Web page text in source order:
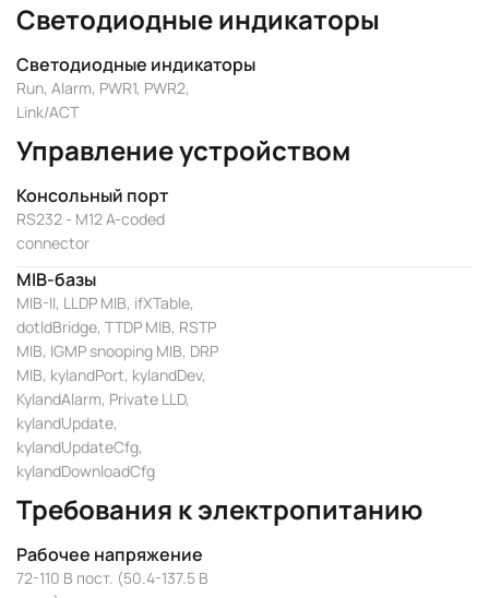
Светодиодные индикаторы
Светодиодные индикаторы
Run, Alarm, PWR1, PWR2,
Link/ACT
Управление устройством
Консольный порт
RS232 - M12 A-coded
connector
MIB-базы
MIB-II, LLDP MIB, ifXTable,
dotldBridge, TTDP MIB, RSTP
MIB, IGMP snooping MIB, DRP
MIB, kylandPort, kylandDev,
KylandAlarm, Private LLD,
kylandUpdate,
kylandUpdateCfg,
kylandDownloadCfg
Требования к электропитанию
Рабочее напряжение
72-110 В пост. (50.4-137.5 В